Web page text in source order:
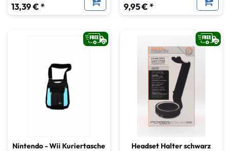
13,39 € * 9,95 € *
Nintendo - Wii Kuriertasche
Headset Halter schwarz